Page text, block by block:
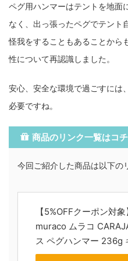
ペグ用ハンマーはテントを地面
なく、出っ張ったペグでテント
怪我をすることもあることから
性について再認識しました。
安心、安全な環境で過ごすには
必要ですね。
商品のリンク一覧はコチ
今回ご紹介した商品は以下の
【5%OFFクーポン対
muraco ムラコ
ス ペグハンマー 236g